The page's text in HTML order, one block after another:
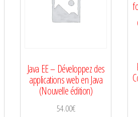
Java EE – Développez des
applications web en Java
(Nouvelle édition)
54.00€